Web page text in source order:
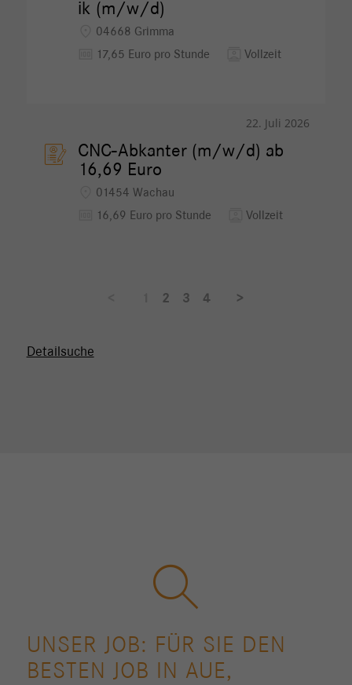
ik (m/w/d)
04668 Grimma
17,65 Euro pro Stunde Vollzeit
22. Juli 2026
CNC-Abkanter (m/w/d) ab
16,69 Euro
01454 Wachau
16,69 Euro pro Stunde Vollzeit
2 3 4 >
Detailsuche
UNSER JOB: FÜR SIE DEN
BESTEN JOB IN AUE,